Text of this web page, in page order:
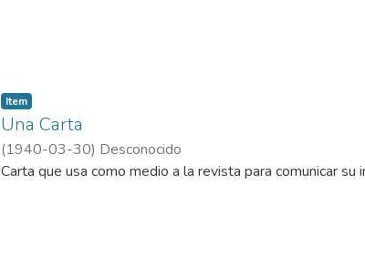
Item
Una Carta
(1940-03-30) Desconocido
Carta que usa como medio a la revista para comunicar